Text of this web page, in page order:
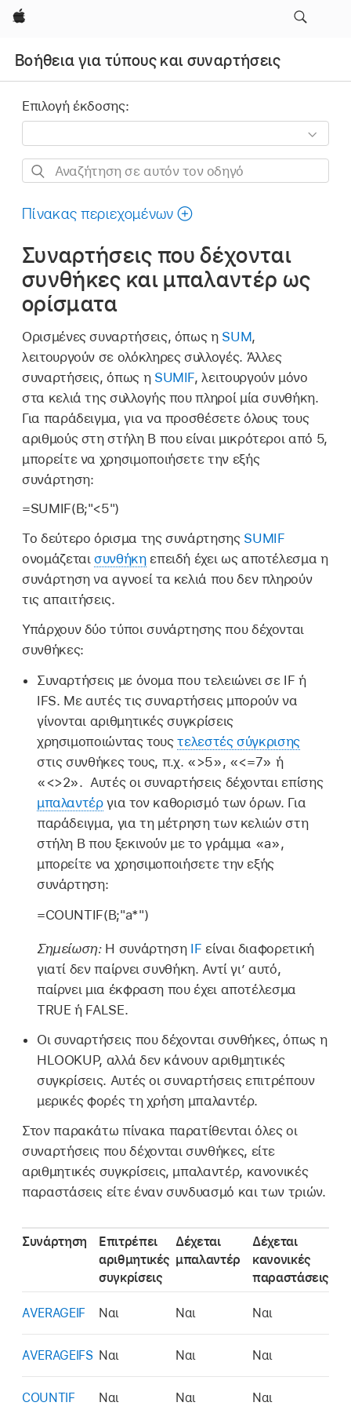
Apple
Βοήθεια για τύπους και συναρτήσεις
Επιλογή έκδοσης:
Αναζήτηση
αυτόν
οδηγό
Πίνακας περιεχομένων
Συναρτήσεις που δέχονται
συνθήκες και μπαλαντέρ ως
ορίσματα
Ορισμένες συναρτήσεις, όπως η SUM,
λειτουργούν σε ολόκληρες συλλογές. Άλλες
συναρτήσεις, όπως η SUMIF, λειτουργούν μόνο
στα κελιά της συλλογής που πληροί μία συνθήκη.
Για παράδειγμα, για να προσθέσετε όλους τους
αριθμούς στη στήλη B που είναι μικρότεροι από 5,
μπορείτε να χρησιμοποιήσετε την εξής
συνάρτηση:
=SUMIF(B;"<5")
Το δεύτερο όρισμα της συνάρτησης SUMIF
ονομάζεταισυνθήκηεπειδή έχει ως αποτέλεσμα η
συνάρτηση να αγνοεί τα κελιά που δεν πληρούν
τις απαιτήσεις.
Υπάρχουν δύο τύποι συνάρτησης που δέχονται
συνθήκες:
Συναρτήσεις με όνομα που τελειώνει σε IF ή
IFS. Με αυτές τις συναρτήσεις μπορούν να
γίνονται αριθμητικές συγκρίσεις
χρησιμοποιώντας τουςτελεστές σύγκρισης
στις συνθήκες τους, π.χ. «>5», «<=7» ή
«<>2». Αυτές οι συναρτήσεις δέχονται επίσης
μπαλαντέργια τον καθορισμό των όρων. Για
παράδειγμα, για τη μέτρηση των κελιών στη
στήλη B που ξεκινούν με το γράμμα «a»,
μπορείτε να χρησιμοποιήσετε την εξής
συνάρτηση:
=COUNTIF(B;"a*")
Σημείωση: Η συνάρτηση IF είναι διαφορετική
γιατί δεν παίρνει συνθήκη. Αντί γι’ αυτό,
παίρνει μια έκφραση που έχει αποτέλεσμα
TRUE ή FALSE.
Οι συναρτήσεις που δέχονται συνθήκες, όπως η
HLOOKUP, αλλά δεν κάνουν αριθμητικές
συγκρίσεις. Αυτές οι συναρτήσεις επιτρέπουν
μερικές φορές τη χρήση μπαλαντέρ.
Στον παρακάτω πίνακα παρατίθενται όλες οι
συναρτήσεις που δέχονται συνθήκες, είτε
αριθμητικές συγκρίσεις, μπαλαντέρ, κανονικές
παραστάσεις είτε έναν συνδυασμό και των τριών.
Συνάρτηση
Επιτρέπει
αριθμητικές
συγκρίσεις
Δέχεται
μπαλαντέρ
Δέχεται
κανονικές
παραστάσεις
AVERAGEIF Ναι Ναι Ναι
AVERAGEIFS Ναι Ναι Ναι
COUNTIF Ναι Ναι Ναι